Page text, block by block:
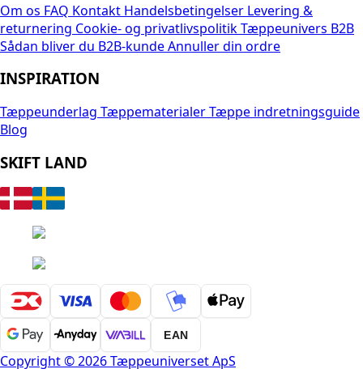
Om os FAQ Kontakt Handelsbetingelser Levering &
returnering Cookie- og privatlivspolitikTæppeunivers B2B
Sådan bliver du B2B-kundeAnnuller din ordre
INSPIRATION
Tæppeunderlag TæppematerialerTæppe indretningsguide
Blog
SKIFT LAND
EAN
Copyright © 2026 Tæppeuniverset ApS